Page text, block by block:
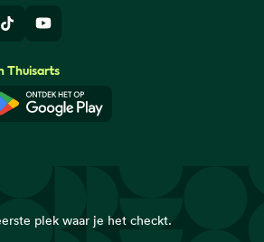
TikTokYoutube
Thuisarts
in de App Store
Download in de Google Play
plek waar je het checkt.